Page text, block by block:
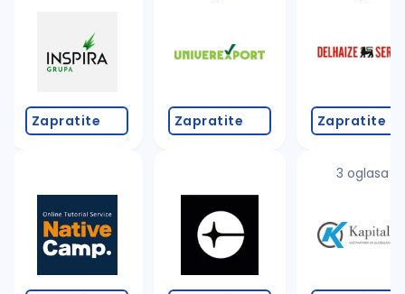
Zapratite Zapratite Zapratite
3 oglasa